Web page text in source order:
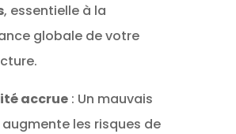
, essentielle à la
globale de votre
accrue: Un mauvais
les risques de